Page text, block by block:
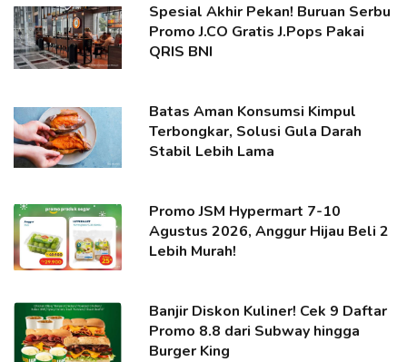
Spesial Akhir Pekan! Buruan Serbu
Promo J.CO Gratis J.Pops Pakai
QRIS BNI
Batas Aman Konsumsi Kimpul
Terbongkar, Solusi Gula Darah
Stabil Lebih Lama
Promo JSM Hypermart 7-10
Agustus 2026, Anggur Hijau Beli 2
Lebih Murah!
Banjir Diskon Kuliner! Cek 9 Daftar
Promo 8.8 dari Subway hingga
Burger King